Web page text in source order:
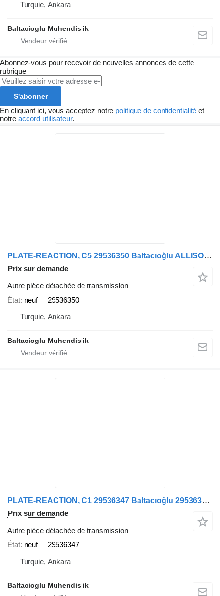
Turquie, Ankara
Baltacioglu Muhendislik
Abonnez-vous pour recevoir de nouvelles annonces de cette
rubrique
S'abonner
En cliquant ici, vous acceptez notre politique de confidentialité et
notre accord utilisateur.
PLATE-REACTION, C5 29536350 Baltacıoğlu ALLISON 29536350 pour bus
Prix sur demande
Autre pièce détachée de transmission
État neuf
29536350
Turquie, Ankara
Baltacioglu Muhendislik
PLATE-REACTION, C1 29536347 Baltacıoğlu 29536347 pour bus
Prix sur demande
Autre pièce détachée de transmission
État neuf
29536347
Turquie, Ankara
Baltacioglu Muhendislik